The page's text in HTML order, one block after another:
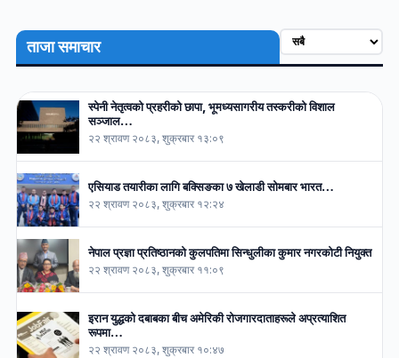
ताजा समाचार
स्पेनी नेतृत्वको प्रहरीको छापा, भूमध्यसागरीय तस्करीको विशाल
सञ्जाल…
२२ श्रावण २०८३, शुक्रबार १३:०९
एसियाड तयारीका लागि बक्सिङका ७ खेलाडी सोमबार भारत…
२२ श्रावण २०८३, शुक्रबार १२:२४
नेपाल प्रज्ञा प्रतिष्ठानको कुलपतिमा सिन्धुलीका कुमार नगरकोटी नियुक्त
२२ श्रावण २०८३, शुक्रबार ११:०९
इरान युद्धको दबाबका बीच अमेरिकी रोजगारदाताहरूले अप्रत्याशित
रूपमा…
२२ श्रावण २०८३, शुक्रबार १०:४७